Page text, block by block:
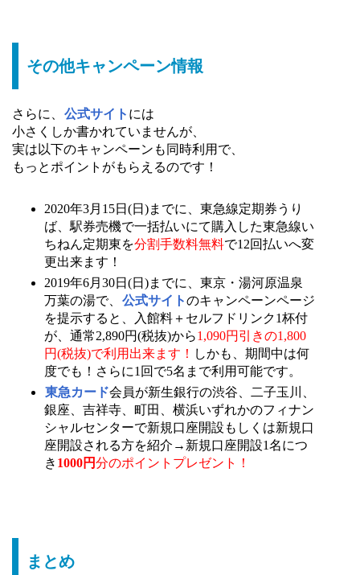
その他キャンペーン情報
さらに、 公式サイト には
小さくしか書かれていませんが、
実は以下のキャンペーンも同時利用で、
もっとポイントがもらえるのです！
2020年3月15日(日)までに、東急線定期券うり
ば、駅券売機で一括払いにて購入した東急線い
ちねん定期東を分割手数料無料で12回払いへ変
更出来ます！
2019年6月30日(日)までに、東京・湯河原温泉
万葉の湯で、 公式サイトのキャンペーンページ
を提示すると、入館料＋セルフドリンク1杯付
が、通常2,890円(税抜)から1,090円引きの1,800
円(税抜)で利用出来ます！ しかも、期間中は何
度でも！さらに1回で5名まで利用可能です。
東急カード会員が新生銀行の渋谷、二子玉川、
銀座、吉祥寺、町田、横浜いずれかのフィナン
シャルセンターで新規口座開設もしくは新規口
座開設される方を紹介→新規口座開設1名につ
き 1000円分のポイントプレゼント！
まとめ